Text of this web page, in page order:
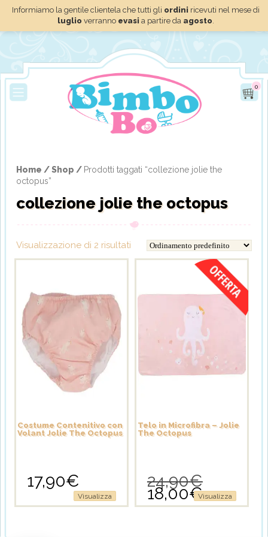
Informiamo la gentile clientela che tutti gli ordini ricevuti nel mese di
luglio verranno evasi a partire da agosto.
0
Home /Shop / Prodotti taggati “collezione jolie the
octopus”
collezione jolie the octopus
Visualizzazione di 2 risultati
Costume Contenitivo con
Volant Jolie The Octopus
17,90€
Visualizza
prodotto
Telo in Microfibra – Jolie
The Octopus
24,90€Il
prezzo
originale
18,00€Il
prezzo
Visualizza